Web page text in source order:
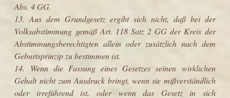
Abs. 4 GG.
13. Aus dem Grundgesetz ergibt sich nicht, daß bei der
Volksabstimmung gemäß Art. 118 Satz 2 GG der Kreis der
Abstimmungsberechtigten allein oder zusätzlich nach dem
Geburtsprinzip zu bestimmen ist.
14. Wenn die Fassung eines Gesetzes seinen wirklichen
Gehalt nicht zum Ausdruck bringt, wenn sie mißverständlich
oder irreführend ist, oder wenn das Gesetz in sich